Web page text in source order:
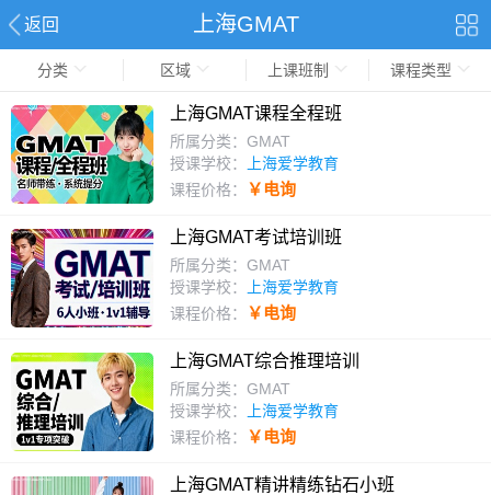
返回 上海GMAT
分类 区域 上课班制 课程类型
上海GMAT课程全程班
所属分类：GMAT
授课学校：
上海爱学教育
课程价格：
￥电询
上海GMAT考试培训班
所属分类：GMAT
授课学校：
上海爱学教育
课程价格：
￥电询
上海GMAT综合推理培训
所属分类：GMAT
授课学校：
上海爱学教育
课程价格：
￥电询
上海GMAT精讲精练钻石小班